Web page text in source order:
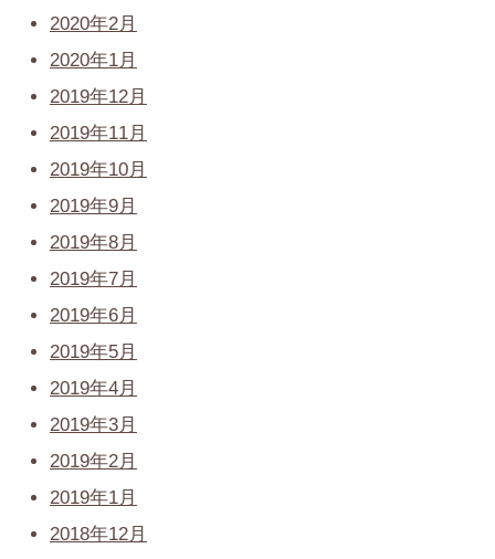
2020年2月
2020年1月
2019年12月
2019年11月
2019年10月
2019年9月
2019年8月
2019年7月
2019年6月
2019年5月
2019年4月
2019年3月
2019年2月
2019年1月
2018年12月